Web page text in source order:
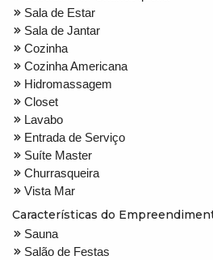
Sala de Estar
Sala de Jantar
Cozinha
Cozinha Americana
Hidromassagem
Closet
Lavabo
Entrada de Serviço
Suíte Master
Churrasqueira
Vista Mar
Características do
Sauna
Salão de Festas